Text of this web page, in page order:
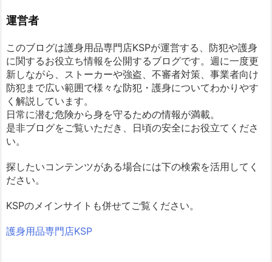
運営者
このブログは護身用品専門店KSPが運営する、防犯や護身
に関するお役立ち情報を公開するブログです。週に一度更
新しながら、ストーカーや強盗、不審者対策、事業者向け
防犯まで広い範囲で様々な防犯・護身についてわかりやす
く解説しています。
日常に潜む危険から身を守るための情報が満載。
是非ブログをご覧いただき、日頃の安全にお役立てくださ
い。
探したいコンテンツがある場合には下の検索を活用してく
ださい。
KSPのメインサイトも併せてご覧ください。
護身用品専門店KSP